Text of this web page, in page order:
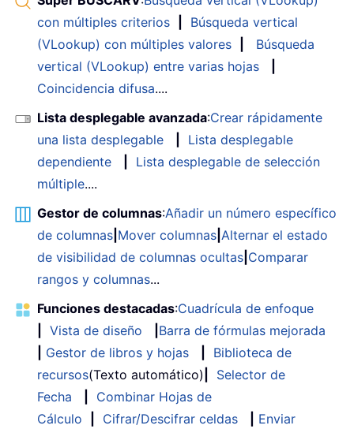
con múltiples criterios
Búsqueda vertical
(VLookup) con múltiples valores
Búsqueda
vertical (VLookup) entre varias hojas
Coincidencia difusa....
Lista desplegable avanzada:Crear rápidamente
una lista desplegable
Lista desplegable
dependiente
Lista desplegable de selección
múltiple....
Gestor de columnas:Añadir un número específico
de columnas Mover columnas Alternar el estado
de visibilidad de columnas ocultas Comparar
rangos y columnas...
Funciones destacadas:Cuadrícula de enfoque
Vista de diseño
Barra de fórmulas mejorada
Gestor de libros y hojas
Biblioteca de
recursos(Texto automático)
Selector de
Fecha
Combinar Hojas de
Cálculo
Cifrar/Descifrar celdas
Enviar